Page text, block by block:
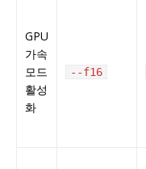
GPU
가속
모드
활성
화
--f16